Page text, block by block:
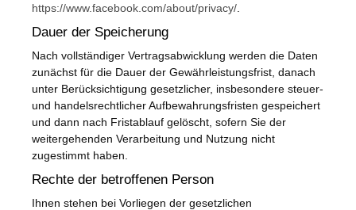
https://www.facebook.com/about/privacy/
Dauer der Speicherung
Nach vollständiger Vertragsabwicklung werden die Daten
zunächst für die Dauer der Gewährleistungsfrist, danach
unter Berücksichtigung gesetzlicher, insbesondere steuer-
und handelsrechtlicher Aufbewahrungsfristen gespeichert
und dann nach Fristablauf gelöscht, sofern Sie der
weitergehenden Verarbeitung und Nutzung nicht
zugestimmt haben.
Rechte der betroffenen Person
Ihnen stehen bei Vorliegen der gesetzlichen